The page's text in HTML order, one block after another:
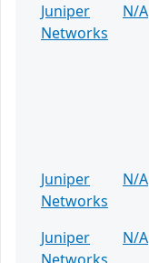
Juniper
Networks
N/A
Juniper
Networks
N/A
Juniper
N/A